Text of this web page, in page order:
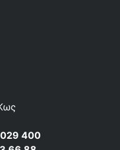
400